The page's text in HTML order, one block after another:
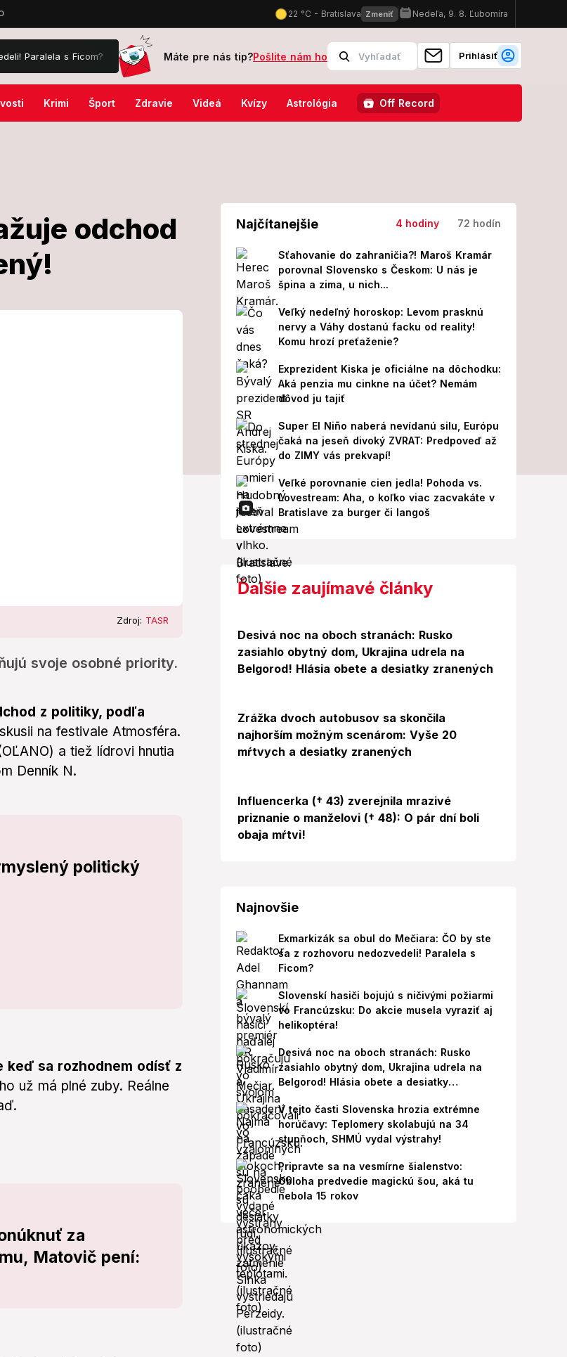
s Ficom? Slovenskí hasiči bojujú s ničivými požiarmi vo Francúzsku: Do akcie musela vyraziť aj helikoptéra!
Máte pre nás tip?Pošlite nám ho Prihlásiť
Krimi Šport Zdravie Videá Kvízy Astrológia Off Record
odchod
Zdroj: TASR
svoje osobné priority.
zvažuje
svoje osobné
z politiky, podľa
na festivale Atmosféra.
a tiež lídrovi hnutia
Denník N.
politický
keď sa rozhodnem odísť z
už má plné zuby. Reálne
za
Matovič pení:
Najčítanejšie 4 hodiny 72 hodín
Sťahovanie do zahraničia?! Maroš Kramár
porovnal Slovensko s Českom: U nás je
špina a zima, u nich...
Veľký nedeľný horoskop: Levom prasknú
nervy a Váhy dostanú facku od reality!
Komu hrozí preťaženie?
Exprezident Kiska je oficiálne na dôchodku:
Aká penzia mu cinkne na účet? Nemám
dôvod ju tajiť
Super El Niño naberá nevídanú silu, Európu
čaká na jeseň divoký ZVRAT: Predpoveď až
do ZIMY vás prekvapí!
Veľké porovnanie cien jedla! Pohoda vs.
Lovestream: Aha, o koľko viac zacvakáte v
Bratislave za burger či langoš
Ďalšie zaujímavé články
Desivá noc na oboch stranách: Rusko
zasiahlo obytný dom, Ukrajina udrela na
Belgorod! Hlásia obete a desiatky zranených
Zrážka dvoch autobusov sa skončila
najhorším možným scenárom: Vyše 20
mŕtvych a desiatky zranených
Foto
Influencerka († 43) zverejnila mrazivé
priznanie o manželovi († 48): O pár dní boli
obaja mŕtvi!
Najnovšie
Exmarkizák sa obul do Mečiara: ČO by ste
sa z rozhovoru nedozvedeli! Paralela s
Ficom?
Slovenskí hasiči bojujú s ničivými požiarmi
vo Francúzsku: Do akcie musela vyraziť aj
helikoptéra!
Desivá noc na oboch stranách: Rusko
zasiahlo obytný dom, Ukrajina udrela na
Belgorod! Hlásia obete a desiatky
zranených
V tejto časti Slovenska hrozia extrémne
horúčavy: Teplomery skolabujú na 34
stupňoch, SHMÚ vydal výstrahy!
Pripravte sa na vesmírne šialenstvo:
Obloha predvedie magickú šou, aká tu
nebola 15 rokov